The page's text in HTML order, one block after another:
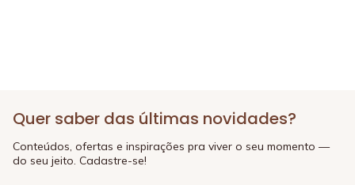
Quer saber das últimas novidades?
Conteúdos, ofertas e inspirações pra viver o seu momento —
do seu jeito. Cadastre-se!